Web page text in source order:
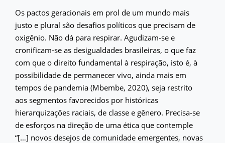
Os pactos geracionais em prol de um mundo mais
justo e plural são desafios políticos que precisam de
oxigênio. Não dá para respirar. Agudizam-se e
cronificam-se as desigualdades brasileiras, o que faz
com que o direito fundamental à respiração, isto é, à
possibilidade de permanecer vivo, ainda mais em
tempos de pandemia (Mbembe, 2020), seja restrito
aos segmentos favorecidos por históricas
hierarquizações raciais, de classe e gênero. Precisa-se
de esforços na direção de uma ética que contemple
“[…] novos desejos de comunidade emergentes, novas